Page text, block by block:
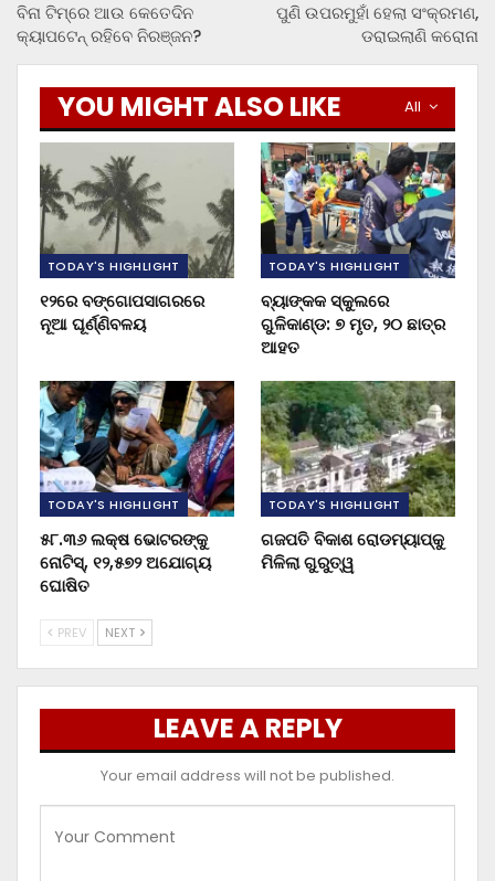
ବିନା ଟିମ୍‌ରେ ଆଉ କେତେଦିନ
କ୍ୟାପଟେନ୍ ରହିବେ ନିରଞ୍ଜନ?
ପୁଣି ଉପରମୁହାଁ ହେଲା ସଂକ୍ରମଣ,
ଡରାଇଲାଣି କରୋନା
All
YOU MIGHT ALSO LIKE
TODAY'S HIGHLIGHT
୧୨ରେ ବଙ୍ଗୋପସାଗରରେ
ନୂଆ ଘୂର୍ଣ୍ଣିବଳୟ
TODAY'S HIGHLIGHT
ବ୍ୟାଙ୍କକ ସ୍କୁଲରେ
ଗୁଳିକାଣ୍ଡ: ୭ ମୃତ, ୨୦ ଛାତ୍ର
ଆହତ
TODAY'S HIGHLIGHT
୫୮.୩୬ ଲକ୍ଷ ଭୋଟରଙ୍କୁ
ନୋଟିସ୍‌, ୧୨,୫୭୨ ଅଯୋଗ୍ୟ
ଘୋଷିତ
TODAY'S HIGHLIGHT
ଗଜପତି ବିକାଶ ରୋଡମ୍ୟାପ୍‌କୁ
ମିଳିଲା ଗୁରୁତ୍ୱ
PREV NEXT
LEAVE A REPLY
Your email address will not be published.